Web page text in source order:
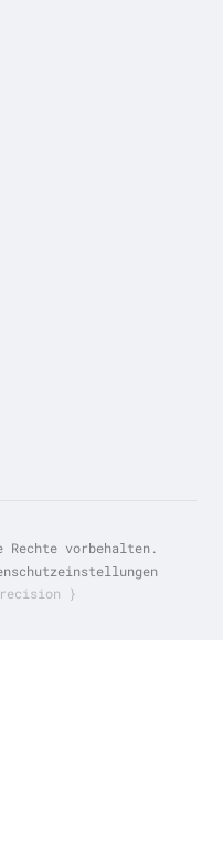
Rechte vorbehalten.
}